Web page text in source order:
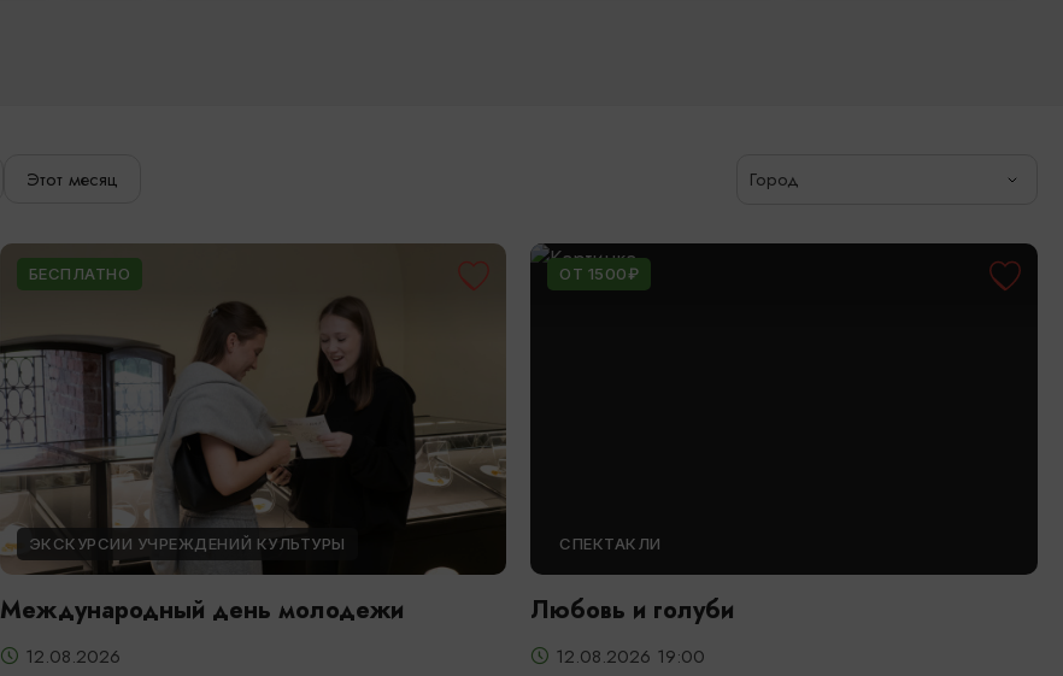
Этот месяц Город
БЕСПЛАТНО
ЭКСКУРСИИ УЧРЕЖДЕНИЙ КУЛЬТУРЫ
Международный день молодежи
12.08.2026
ОТ 1500₽
СПЕКТАКЛИ
Любовь и голуби
12.08.2026 19:00